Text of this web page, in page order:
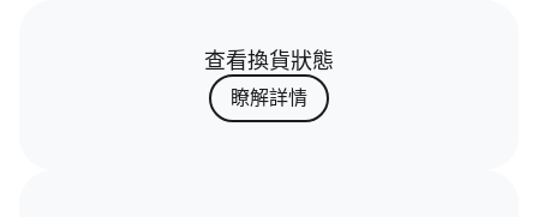
查看換貨狀態
瞭解詳情